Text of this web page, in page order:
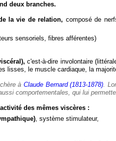
deux branches.
la vie de relation, composé de
sensoriels, fibres afférentes)
c'est-à-dire involontaire
lisses, le muscle cardiaque, la
àClaude Bernard (1813-1878).
comportementales, qui lui
des mêmes viscères :
, système stimulateur,